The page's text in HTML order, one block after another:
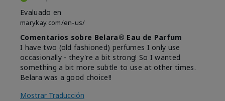
Evaluado en
marykay.com/en-us/
Comentarios sobre Belara® Eau de Parfum
I have two (old fashioned) perfumes I only use
occasionally - they're a bit strong! So I wanted
something a bit more subtle to use at other times.
Belara was a good choice!!
Mostrar Traducción